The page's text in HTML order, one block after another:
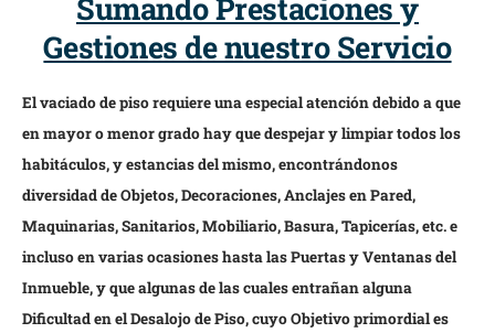
Sumando Prestaciones y
Gestiones de nuestro Servicio
El vaciado de piso requiere una especial atención debido a que
en mayor o menor grado hay que despejar y limpiar todos los
habitáculos, y estancias del mismo, encontrándonos
diversidad de Objetos, Decoraciones, Anclajes en Pared,
Maquinarias, Sanitarios, Mobiliario, Basura, Tapicerías, etc. e
incluso en varias ocasiones hasta las Puertas y Ventanas del
Inmueble, y que algunas de las cuales entrañan alguna
Dificultad en el Desalojo de Piso, cuyo Objetivo primordial es